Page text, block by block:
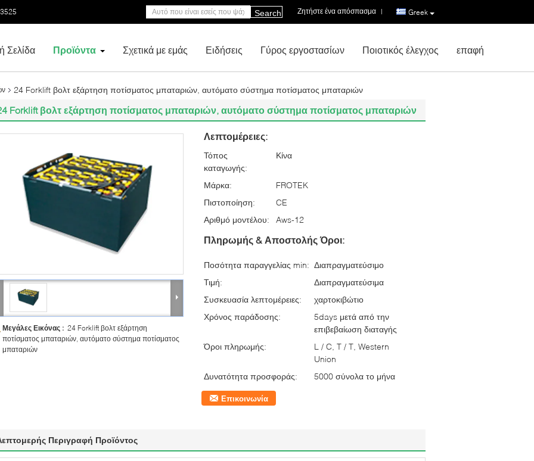
Greek
Ζητήστε ένα απόσπασμα |
Search
Σελίδα Προϊόντα Σχετικά με εμάς Ειδήσεις Γύρος εργοστασίων Ποιοτικός έλεγχος επαφή
24 Forklift βολτ εξάρτηση ποτίσματος μπαταριών, αυτόματο σύστημα ποτίσματος μπαταριών
Forklift βολτ εξάρτηση ποτίσματος μπαταριών, αυτόματο σύστημα ποτίσματος μπαταριών
Μεγάλες Εικόνας : 24 Forklift βολτ εξάρτηση
ποτίσματος μπαταριών, αυτόματο σύστημα ποτίσματος
μπαταριών
Λεπτομέρειες:
Τόπος
καταγωγής:
Κίνα
Μάρκα:
FROTEK
Πιστοποίηση:
CE
Αριθμό μοντέλου:
Aws-12
Πληρωμής & Αποστολής Όροι:
Ποσότητα παραγγελίας min: Διαπραγματεύσιμο
Τιμή:
Διαπραγματεύσιμα
Συσκευασία λεπτομέρειες:
χαρτοκιβώτιο
Χρόνος παράδοσης:
5days μετά από την
επιβεβαίωση διαταγής
Όροι πληρωμής:
L / C, T / T, Western
Union
Δυνατότητα προσφοράς:
5000 σύνολα το μήνα
Επικοινωνία
Περιγραφή Προϊόντος